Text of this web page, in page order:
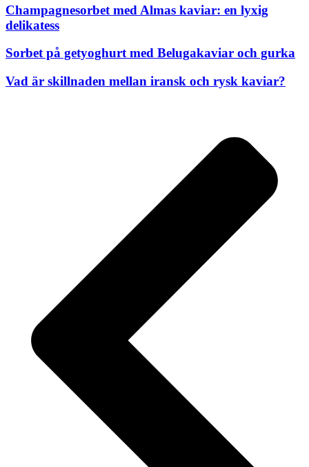
Champagnesorbet med Almas kaviar: en lyxig
delikatess
Sorbet på getyoghurt med Belugakaviar och gurka
Vad är skillnaden mellan iransk och rysk kaviar?